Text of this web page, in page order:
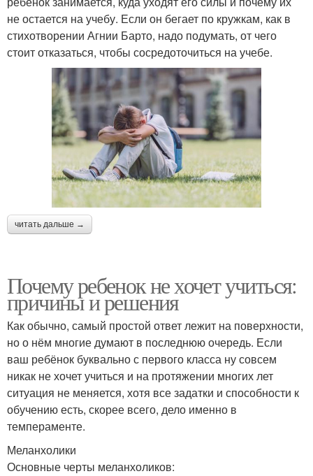
не остается на учебу. Если он бегает по кружкам, как в
стихотворении Агнии Барто, надо подумать, от чего
стоит отказаться, чтобы сосредоточиться на учебе.
читать дальше →
Почему ребенок не хочет учиться:
причины и решения
Как обычно, самый простой ответ лежит на поверхности,
но о нём многие думают в последнюю очередь. Если
ваш ребёнок буквально с первого класса ну совсем
никак не хочет учиться и на протяжении многих лет
ситуация не меняется, хотя все задатки и способности к
обучению есть, скорее всего, дело именно в
темпераменте.
Меланхолики
Основные черты меланхоликов: